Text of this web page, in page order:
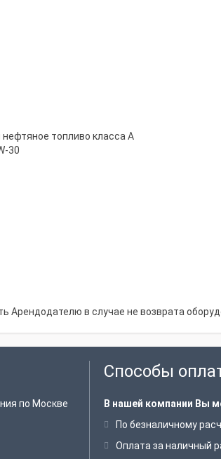
топливо класса А
30
в случае не возврата
по Москве
Способы
В нашей компании Вы
По безналичному
Оплата за наличный